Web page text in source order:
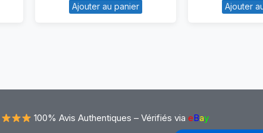
Samsung
Ajouter au panier Ajouter
100% Avis Authentiques – Vérifiés via eBay